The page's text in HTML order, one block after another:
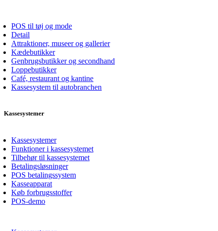
POS til tøj og mode
Detail
Attraktioner, museer og gallerier
Kædebutikker
Genbrugsbutikker og secondhand
Loppebutikker
Café, restaurant og kantine
Kassesystem til autobranchen
Kassesystemer
Kassesystemer
Funktioner i kassesystemet
Tilbehør til kassesystemet
Betalingsløsninger
POS betalingssystem
Kasseapparat
Køb forbrugsstoffer
POS-demo